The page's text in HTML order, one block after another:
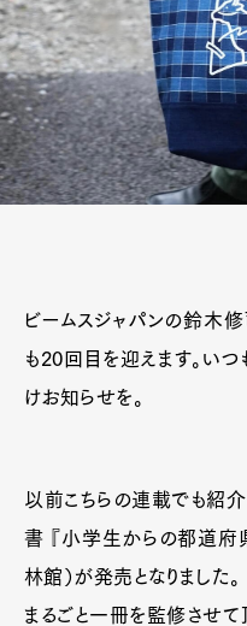
ビームスジャパンの鈴木
も20回目を迎えます。い
けお知らせを。
以前こちらの連載でも紹
書 『小学生からの都道府
林館）が発売となりました。
まるごと一冊を監修させ